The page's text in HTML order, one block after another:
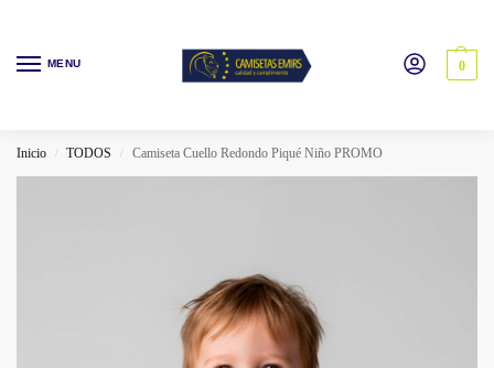
MENU 0
Inicio / TODOS / Camiseta Cuello Redondo Piqué Niño PROMO